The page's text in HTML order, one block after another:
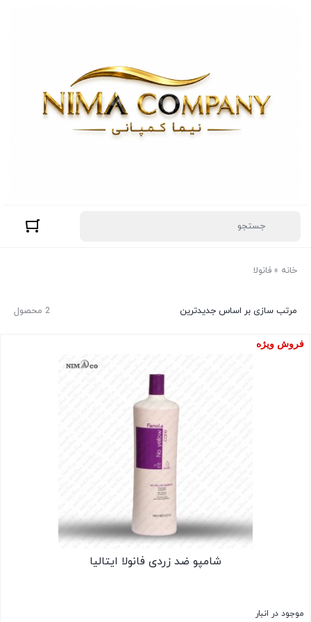
خانه » فانولا
2 محصول مرتب سازی بر اساس جدیدترین
فروش ویژه
شامپو ضد زردی فانولا ایتالیا
موجود در انبار